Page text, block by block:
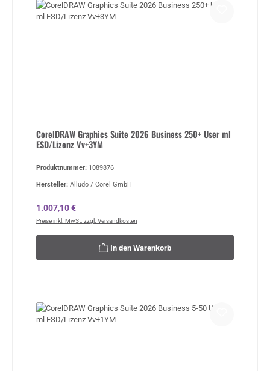
CorelDRAW Graphics Suite 2026 Business 250+ User ml
ESD/Lizenz Vv+3YM
Produktnummer: 1089876
Hersteller: Alludo / Corel GmbH
Regulärer Preis:
1.007,10 €
Preise inkl. MwSt. zzgl. Versandkosten
In den Warenkorb